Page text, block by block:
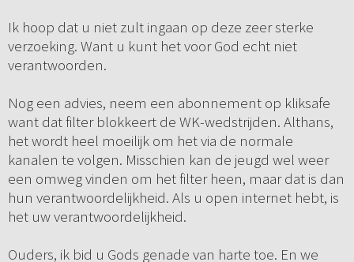
Ik hoop dat u niet zult ingaan op deze zeer sterke
verzoeking. Want u kunt het voor God echt niet
verantwoorden.
Nog een advies, neem een abonnement op kliksafe
want dat filter blokkeert de WK-wedstrijden. Althans,
het wordt heel moeilijk om het via de normale
kanalen te volgen. Misschien kan de jeugd wel weer
een omweg vinden om het filter heen, maar dat is dan
hun verantwoordelijkheid. Als u open internet hebt, is
het uw verantwoordelijkheid.
Ouders, ik bid u Gods genade van harte toe. En we